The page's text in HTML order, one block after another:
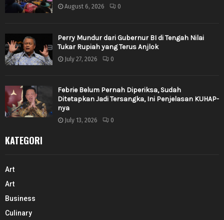
August 6, 2026 0
Perry Mundur dari Gubernur BI di Tengah Nilai
Tukar Rupiah yang Terus Anjlok
July 27, 2026 0
Febrie Belum Pernah Diperiksa, Sudah
Ditetapkan Jadi Tersangka, Ini Penjelasan KUHAP-
nya
July 13, 2026 0
KATEGORI
Art
Art
Business
Culinary